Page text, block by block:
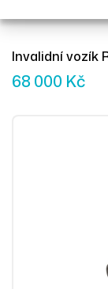
Invalidní vozík
68 000 Kč